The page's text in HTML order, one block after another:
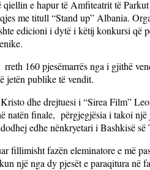
e hapur të Amfiteatrit të
me titull “Stand up” Albania.
edicioni i dytë i këtij konkursi që
rreth 160 pjesëmarrës nga i gjithë
jetën publike të vendit.
dhe drejtuesi i “Sirea Film”
natën finale, përgjegjësia i takoi
edhe nënkryetari i Bashkisë
fillimisht fazën eleminatore e më
një nga dy pjesët e paraqitura në